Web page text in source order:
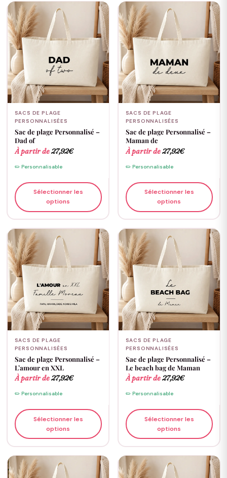
SACS DE PLAGE
PERSONNALISÉES
Sac de plage Personnalisé –
Dad of
À partir de27,92€
✏️ Personnalisable
Sélectionner les
options
SACS DE PLAGE
PERSONNALISÉES
Sac de plage Personnalisé –
Maman de
À partir de27,92€
✏️ Personnalisable
Sélectionner les
options
SACS DE PLAGE
PERSONNALISÉES
Sac de plage Personnalisé –
L’amour en XXL
À partir de27,92€
✏️ Personnalisable
Sélectionner les
options
SACS DE PLAGE
PERSONNALISÉES
Sac de plage Personnalisé –
Le beach bag de Maman
À partir de27,92€
✏️ Personnalisable
Sélectionner les
options